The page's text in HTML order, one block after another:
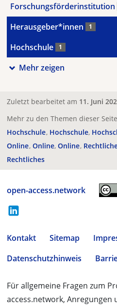
Forschungsförderinstitution
Herausgeber*innen 1
Hochschule 1
Mehr zeigen
Zuletzt bearbeitet am 11. Juni
Mehr zu den Themen dieser
Hochschule Hochschule
Online Online Online
Rechtliches
open-access.network
Kontakt Sitemap
Datenschutzhinweis
Für allgemeine Fragen zum
access.network, Anregungen